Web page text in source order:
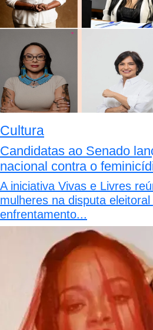
Cultura
Candidatas ao Senado
nacional contra o
A iniciativa Vivas e Livres
mulheres na disputa
enfrentamento...